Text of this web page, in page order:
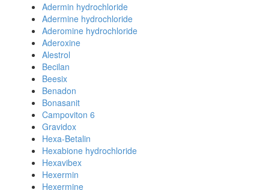
Adermin hydrochloride
Adermine hydrochloride
Aderomine hydrochloride
Aderoxine
Alestrol
Becilan
Beesix
Benadon
Bonasanit
Campoviton 6
Gravidox
Hexa-Betalin
Hexabione hydrochloride
Hexavibex
Hexermin
Hexermine